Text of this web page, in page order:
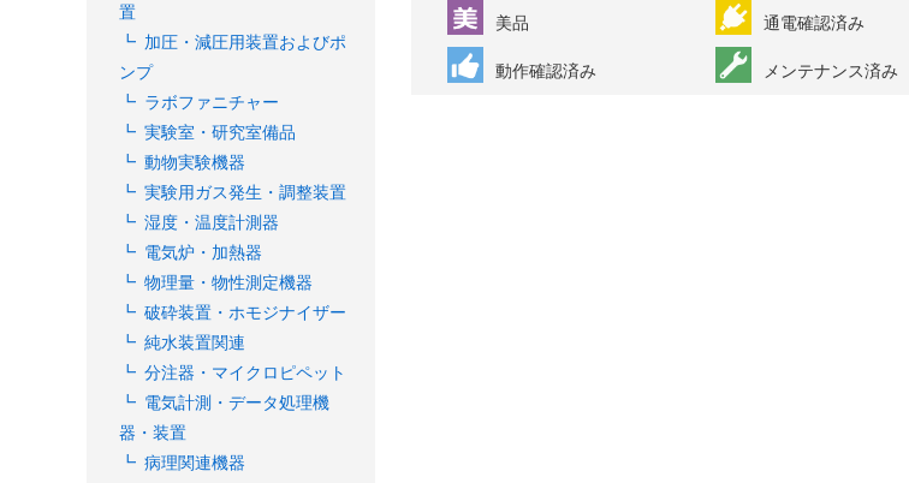
置
加圧・減圧用装置およびポ
ンプ
ラボファニチャー
実験室・研究室備品
動物実験機器
実験用ガス発生・調整装置
湿度・温度計測器
電気炉・加熱器
物理量・物性測定機器
破砕装置・ホモジナイザー
純水装置関連
分注器・マイクロピペット
電気計測・データ処理機
器・装置
病理関連機器
美品 通電確認済み
動作確認済み メンテナンス済み